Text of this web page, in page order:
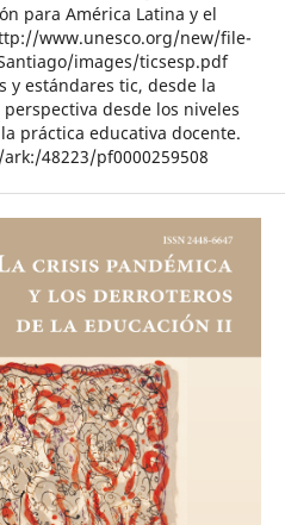
para América Latina y el
www.unesco.org/new/file-
images/ticsesp.pdf
y estándares tic, desde la
desde los niveles
práctica educativa docente.
48223/pf0000259508